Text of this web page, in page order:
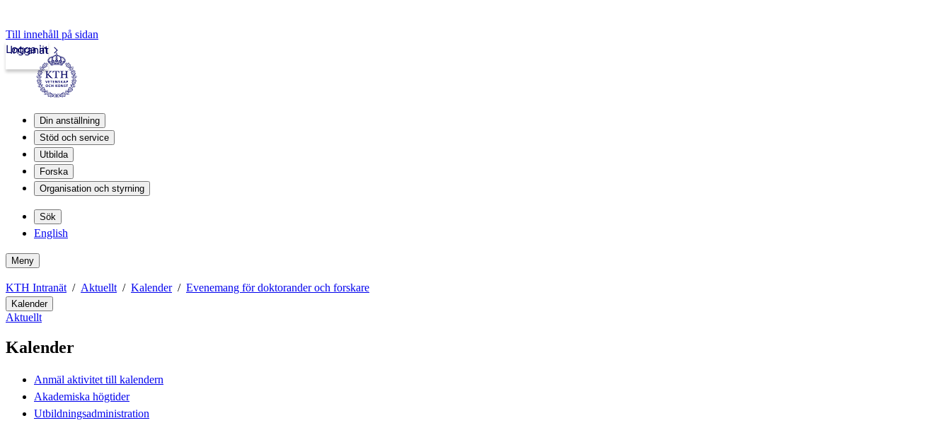
Till innehåll på sidan
Intranät
Logga in
Din anställning
Stöd och service
Utbilda
Forska
Organisation och styrning
Sök
English
Meny
KTH Intranät Aktuellt Kalender Evenemang för doktorander och forskare
Kalender
Aktuellt
Kalender
Anmäl aktivitet till kalendern
Akademiska högtider
Utbildningsadministration